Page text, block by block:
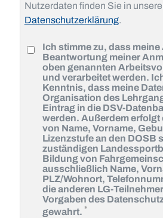
Nutzerdaten finden Sie in
Datenschutzerklärung.
Ich stimme zu, dass
Beantwortung meiner
oben genannten
und verarbeitet werden.
Kenntnis, dass meine
Organisation des
Eintrag in die DSV-
werden. Außerdem erfolgt
von Name, Vorname,
Lizenzstufe an den DOSB
zuständigen
Bildung von
ausschließlich Name,
PLZ/Wohnort,
die anderen LG-
Vorgaben des
gewahrt. *Pflichtfeld